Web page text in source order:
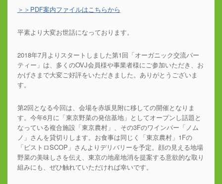
＞＞PDF案内ファイルはこちらから
平素より大変お世話になっております。
2018年7月よりスタートしました第1回「オーガニック交流パー
ティー」は、多くのOVJ会員様や事業者様にご参加いただき、お
かげさまで大変ご好評をいただきました。ありがとうございま
す。
第2回となる今回は、会場を赤坂見附に移しての開催となりま
す。今年6月に「東京野菜の発信基地」としてオープンし話題と
なっている複合施設「東京農村」、その3Fのワインバー「ノム
ノ」さんを貸切りします。お食事は同じく「東京農村」1Fの
「ビストロSCOP」さんよりデリバリーを予定。顔の見える地場
野菜の美味しさを伝え、東京の地産地消を提案する意欲的な取り
組みにも、ぜひ触れていただければ幸いです。